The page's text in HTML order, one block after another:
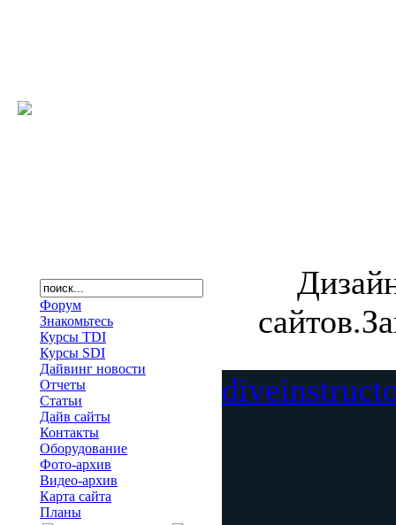
Форум
Знакомьтесь
Курсы TDI
Курсы SDI
Дайвинг новости
Отчеты
Статьи
Дайв сайты
Контакты
Оборудование
Фото-архив
Видео-архив
Карта сайта
Планы